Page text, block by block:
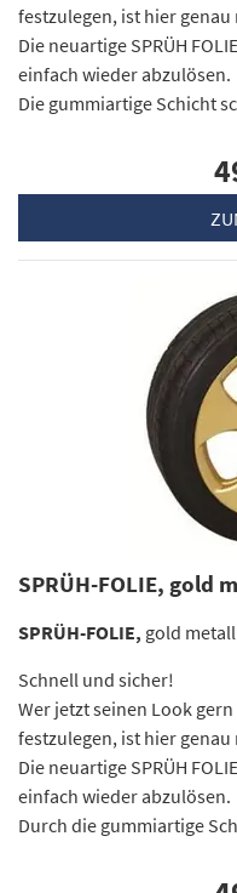
festzulegen, ist hier
Die neuartige SPRÜH
einfach wieder abzulösen.
Die gummiartige Schicht
SPRÜH-FOLIE, gold
SPRÜH-FOLIE, gold
Schnell und sicher!
Wer jetzt seinen Look
festzulegen, ist hier
Die neuartige SPRÜH
einfach wieder abzulösen.
Durch die gummiartige